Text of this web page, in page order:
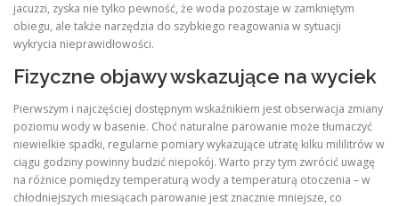
jacuzzi, zyska nie tylko pewność, że woda pozostaje w zamkniętym
obiegu, ale także narzędzia do szybkiego reagowania w sytuacji
wykrycia nieprawidłowości.
Fizyczne objawy wskazujące na wyciek
Pierwszym i najczęściej dostępnym wskaźnikiem jest obserwacja zmiany
poziomu wody w basenie. Choć naturalne parowanie może tłumaczyć
niewielkie spadki, regularne pomiary wykazujące utratę kilku mililitrów w
ciągu godziny powinny budzić niepokój. Warto przy tym zwrócić uwagę
na różnice pomiędzy temperaturą wody a temperaturą otoczenia – w
chłodniejszych miesiącach parowanie jest znacznie mniejsze, co